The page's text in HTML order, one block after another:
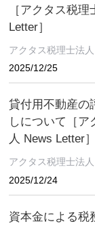
［アクタス税
Letter］
アクタス税理士法人
2025/12/25
貸付用不動産の
しについて［ア
人 News Letter］
アクタス税理士法人
2025/12/24
資本金による税